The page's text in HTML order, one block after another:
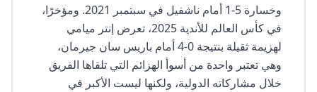
وخسارة 5-1 أمام ناشفيل في سبتمبر 2021. ومؤخرًا،
في كأس العالم للأندية 2025، تعرض إنتر ميامي
لهزيمة ثقيلة بنتيجة 0-4 أمام باريس سان جيرمان،
وهي تعتبر واحدة من أسوأ الهزائم التي تلقاها الفريق
خلال مشاركاته الدولية، ولكنها ليست الأكبر في